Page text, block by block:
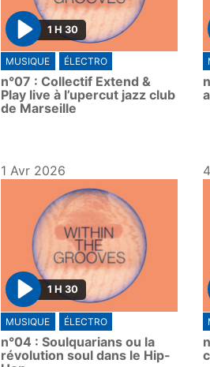
P
l
a
y
1 H 30
MUSIQUE ÉLECTRO
n°07 : Collectif Extend &
Play live à l’upercut jazz club
de Marseille
1 Avr 2026
P
l
a
1 H 30
MUSIQUE ÉLECTRO
n°04 : Soulquarians ou la
révolution soul dans le Hip-